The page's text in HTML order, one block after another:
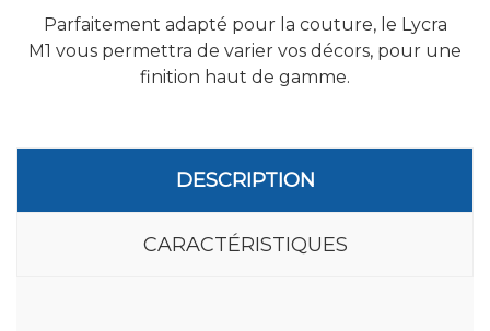
Parfaitement adapté pour la couture, le Lycra
M1 vous permettra de varier vos décors, pour une
finition haut de gamme.
DESCRIPTION
CARACTÉRISTIQUES